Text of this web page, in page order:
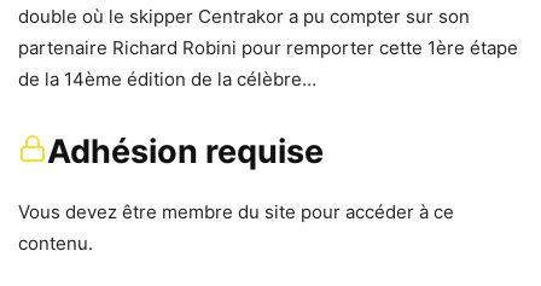
double où le skipper Centrakor a pu compter sur son
partenaire Richard Robini pour remporter cette 1ère étape
de la 14ème édition de la célèbre…
Adhésion requise
Vous devez être membre du site pour accéder à ce
contenu.